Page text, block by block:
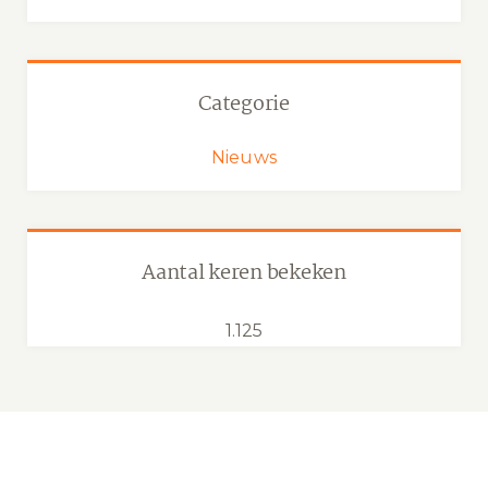
Categorie
Nieuws
Aantal keren bekeken
1.125